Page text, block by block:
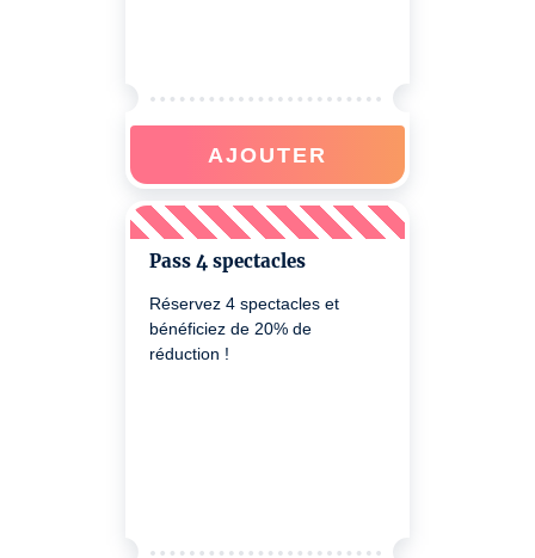
AJOUTER
Pass 4 spectacles
Réservez 4 spectacles et
bénéficiez de 20% de
réduction !